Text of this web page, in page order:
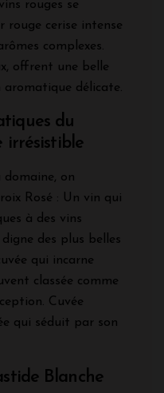
rouges se
rouge cerise intense
complexes.
offrent une belle
aromatique délicate.
du
irrésistible
domaine, on
Rosé : Un vin qui
à des vins
des plus belles
qui incarne
classée comme
Cuvée
qui séduit par son
Blanche